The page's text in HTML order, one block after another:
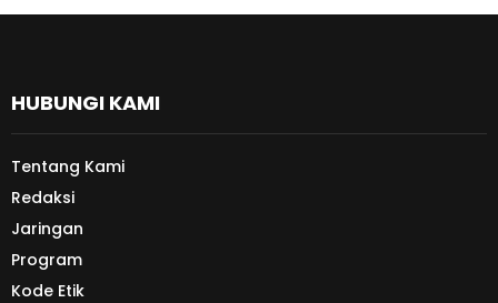
HUBUNGI KAMI
Tentang Kami
Redaksi
Jaringan
Program
Kode Etik